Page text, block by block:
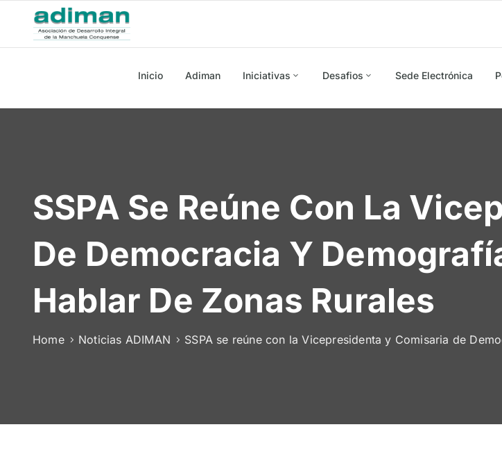
Inicio Adiman Iniciativas Desafios Sede Electrónica
SSPA Se Reúne Con La
De Democracia Y
Hablar De Zonas Rurales
Home Noticias ADIMAN SSPA se reúne con la Vicepresidenta y Comisaria de